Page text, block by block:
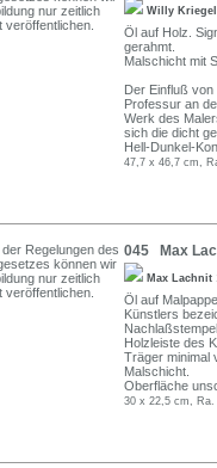
Willy
Öl auf Holz.
gerahmt.
Malschicht mit
Der Einfluß
Professur an
Werk des
sich die dicht
Hell-Dunkel-
47,7 x 46,7 cm,
045 Max
Max Lachnit
Öl auf
Künstlers
Holzleiste des
Träger minimal
Malschicht.
Oberfläche
30 x 22,5 cm,